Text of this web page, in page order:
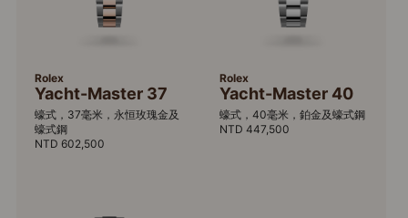
Rolex
Yacht-Master 37
蠔式，37毫米，永恒玫瑰金及
蠔式鋼
NTD 602,500
Rolex
Yacht-Master 40
蠔式，40毫米，鉑金及蠔式鋼
NTD 447,500